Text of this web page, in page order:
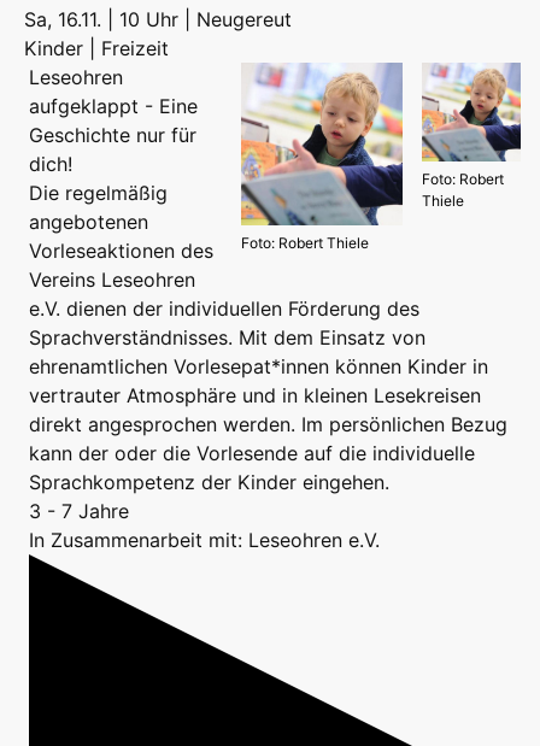
Sa, 16.11. | 10 Uhr | Neugereut
Kinder | Freizeit
Foto: Robert
Thiele
Foto: Robert Thiele
Leseohren
aufgeklappt - Eine
Geschichte nur für
dich!
Die regelmäßig
angebotenen
Vorleseaktionen des
Vereins Leseohren
e.V. dienen der individuellen Förderung des
Sprachverständnisses. Mit dem Einsatz von
ehrenamtlichen Vorlesepat*innen können Kinder in
vertrauter Atmosphäre und in kleinen Lesekreisen
direkt angesprochen werden. Im persönlichen Bezug
kann der oder die Vorlesende auf die individuelle
Sprachkompetenz der Kinder eingehen.
3 - 7 Jahre
In Zusammenarbeit mit: Leseohren e.V.